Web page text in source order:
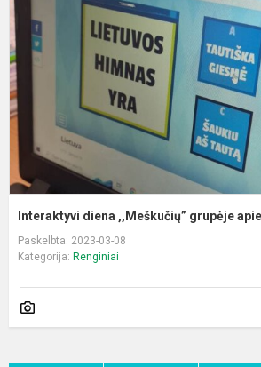
Interaktyvi diena ,,Meškučių” grupėje
Paskelbta: 2023-03-08
Kategorija: Renginiai